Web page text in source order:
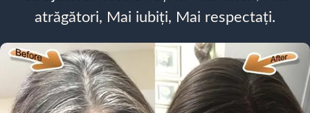
atrăgători, Mai iubiți, Mai respectați.